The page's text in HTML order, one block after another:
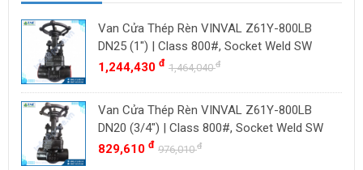
BAODI
TLV
ZENNER
DOUGLAS
LESER
VENN
Indonesia
Malaysia
Đài Loan
Việt Nam
Thụy Sĩ
Ba Lan
Van Cửa Thép Rèn VINVAL Z61Y-800LB
DN25 (1") | Class 800#, Socket Weld SW
1,244,430 đ 1,464,040đ
Van Cửa Thép Rèn VINVAL Z61Y-800LB
DN20 (3/4") | Class 800#, Socket Weld SW
829,610 đ 976,010đ